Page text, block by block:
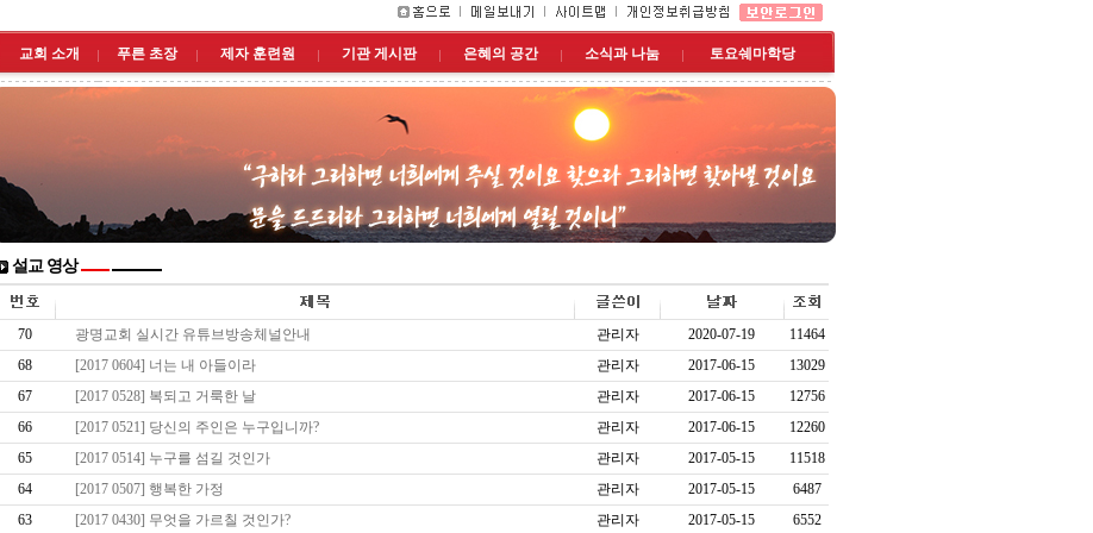
교회 소개 푸른 초장 제자 훈련원 기관 게시판 은혜의 공간 소식과 나눔 토요쉐마학당
설교 영상
70 광명교회 실시간 유튜브방송체널안내 관리자 2020-07-19
11464
68
[2017 0604] 너는 내 아들이라 관리자 2017-06-15
13029
67
[2017 0528] 복되고 거룩한 날 관리자 2017-06-15
12756
66
[2017 0521] 당신의 주인은 누구입니까? 관리자 2017-06-15
12260
65
[2017 0514] 누구를 섬길 것인가 관리자 2017-05-15
11518
64
[2017 0507] 행복한 가정 관리자 2017-05-15
6487
63
[2017 0430] 무엇을 가르칠 것인가? 관리자 2017-05-15 6552